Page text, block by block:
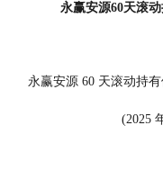
永赢安源60天滚
永赢安源 60 天滚动